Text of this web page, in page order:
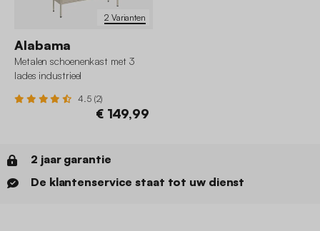
2 Varianten
Alabama
Metalen schoenenkast met 3
lades industrieel
4.5 (2)
€ 149,99
2 jaar garantie
De klantenservice staat tot uw dienst